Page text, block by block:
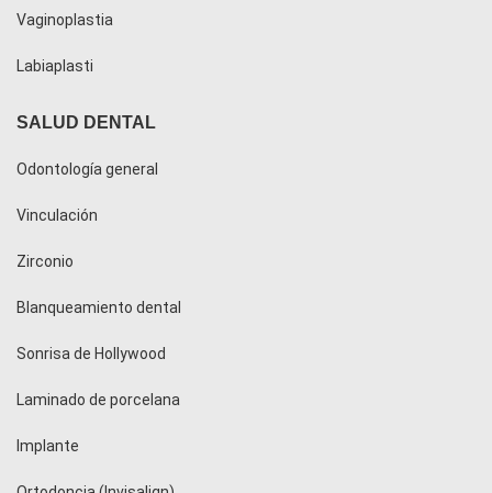
Vaginoplastia
Labiaplasti
SALUD DENTAL
Odontología general
Vinculación
Zirconio
Blanqueamiento dental
Sonrisa de Hollywood
Laminado de porcelana
Implante